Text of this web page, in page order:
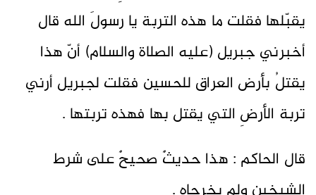
يقبّلها فقلت ما هذه التربة يا رسولَ الله قال
أخبرني جبريل (عليه الصلاة والسلام) أنّ هذا
يقتلُ بأرض العراق للحسين فقلت لجبريل أرني
تربة الأرضِ التي يقتل بها فهذه تربتها .
قال الحاكم : هذا حديثٌ صحيحٌ على شرط